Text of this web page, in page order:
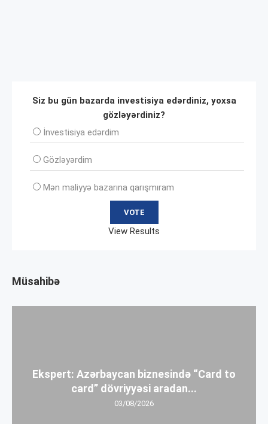
Siz bu gün bazarda investisiya edərdiniz, yoxsa
gözləyərdiniz?
İnvеstisiya edərdim
Gözləyərdim
Mən maliyyə bazarına qarışmıram
View Results
Müsahibə
Ekspert: Azərbaycan biznesində “Card to
card” dövriyyəsi aradan...
03/08/2026